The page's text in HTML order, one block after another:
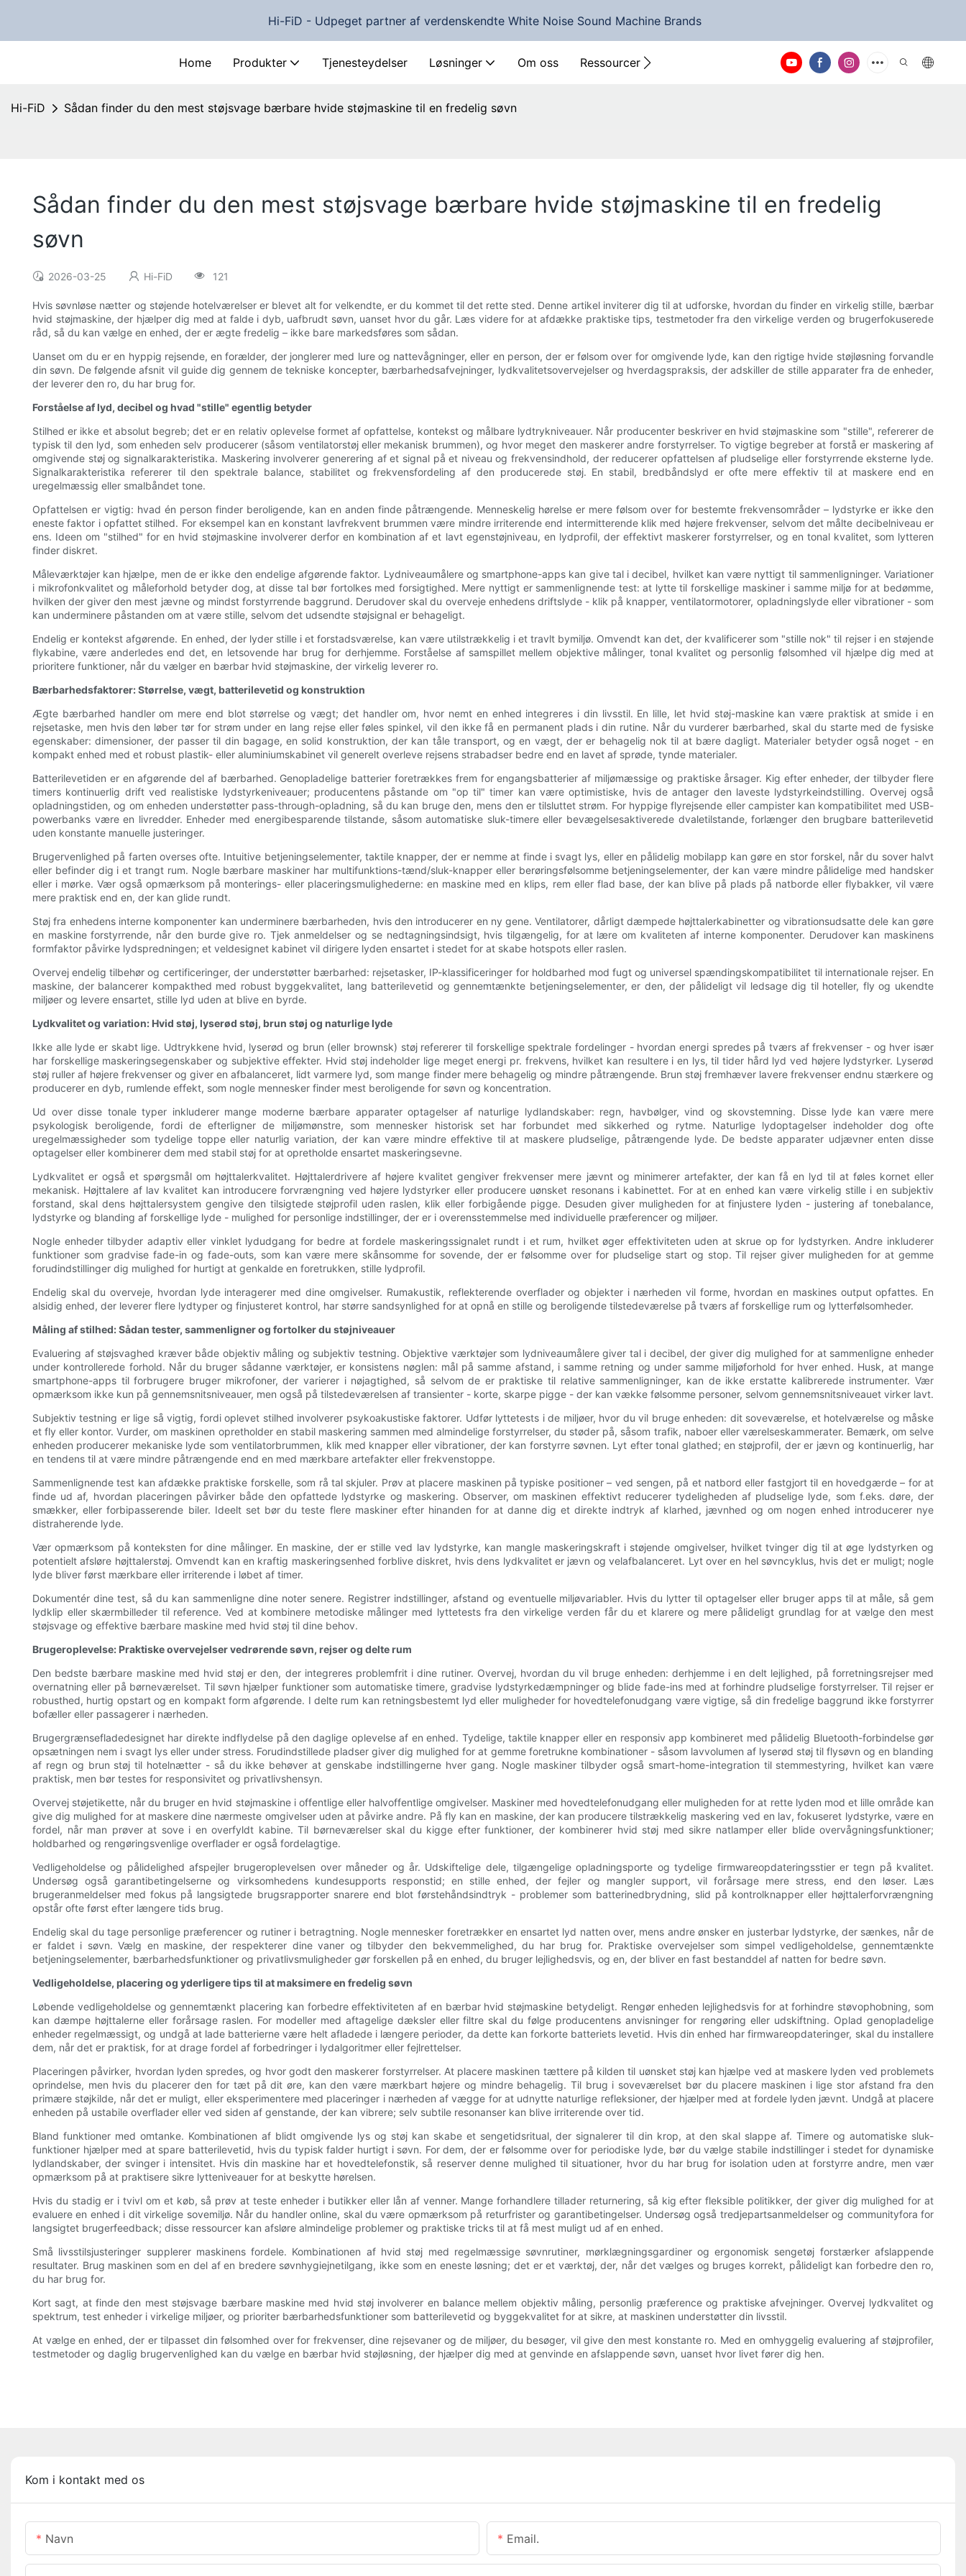
Hi-FiD - Udpeget partner af verdenskendte White Noise Sound Machine Brands
Home Produkter Tjenesteydelser Løsninger Om oss Ressourcer
Hi-FiD Sådan finder du den mest støjsvage bærbare hvide støjmaskine til en fredelig søvn
Sådan finder du den mest støjsvage bærbare hvide støjmaskine til en fredelig
søvn
2026-03-25 Hi-FiD 121
Hvis søvnløse nætter og støjende hotelværelser er blevet alt for velkendte, er du kommet til det rette sted. Denne artikel inviterer dig til at udforske, hvordan du finder en virkelig stille, bærbar
hvid støjmaskine, der hjælper dig med at falde i dyb, uafbrudt søvn, uanset hvor du går. Læs videre for at afdække praktiske tips, testmetoder fra den virkelige verden og brugerfokuserede
råd, så du kan vælge en enhed, der er ægte fredelig – ikke bare markedsføres som sådan.
Uanset om du er en hyppig rejsende, en forælder, der jonglerer med lure og nattevågninger, eller en person, der er følsom over for omgivende lyde, kan den rigtige hvide støjløsning forvandle
din søvn. De følgende afsnit vil guide dig gennem de tekniske koncepter, bærbarhedsafvejninger, lydkvalitetsovervejelser og hverdagspraksis, der adskiller de stille apparater fra de enheder,
der leverer den ro, du har brug for.
Forståelse af lyd, decibel og hvad "stille" egentlig betyder
Stilhed er ikke et absolut begreb; det er en relativ oplevelse formet af opfattelse, kontekst og målbare lydtrykniveauer. Når producenter beskriver en hvid støjmaskine som "stille", refererer de
typisk til den lyd, som enheden selv producerer (såsom ventilatorstøj eller mekanisk brummen), og hvor meget den maskerer andre forstyrrelser. To vigtige begreber at forstå er maskering af
omgivende støj og signalkarakteristika. Maskering involverer generering af et signal på et niveau og frekvensindhold, der reducerer opfattelsen af ​​pludselige eller forstyrrende eksterne lyde.
Signalkarakteristika refererer til den spektrale balance, stabilitet og frekvensfordeling af den producerede støj. En stabil, bredbåndslyd er ofte mere effektiv til at maskere end en
uregelmæssig eller smalbåndet tone.
Opfattelsen er vigtig: hvad én person finder beroligende, kan en anden finde påtrængende. Menneskelig hørelse er mere følsom over for bestemte frekvensområder – lydstyrke er ikke den
eneste faktor i opfattet stilhed. For eksempel kan en konstant lavfrekvent brummen være mindre irriterende end intermitterende klik med højere frekvenser, selvom det målte decibelniveau er
ens. Ideen om "stilhed" for en hvid støjmaskine involverer derfor en kombination af et lavt egenstøjniveau, en lydprofil, der effektivt maskerer forstyrrelser, og en tonal kvalitet, som lytteren
finder diskret.
Måleværktøjer kan hjælpe, men de er ikke den endelige afgørende faktor. Lydniveaumålere og smartphone-apps kan give tal i decibel, hvilket kan være nyttigt til sammenligninger. Variationer
i mikrofonkvalitet og måleforhold betyder dog, at disse tal bør fortolkes med forsigtighed. Mere nyttigt er sammenlignende test: at lytte til forskellige maskiner i samme miljø for at bedømme,
hvilken der giver den mest jævne og mindst forstyrrende baggrund. Derudover skal du overveje enhedens driftslyde - klik på knapper, ventilatormotorer, opladningslyde eller vibrationer - som
kan underminere påstanden om at være stille, selvom det udsendte støjsignal er behageligt.
Endelig er kontekst afgørende. En enhed, der lyder stille i et forstadsværelse, kan være utilstrækkelig i et travlt bymiljø. Omvendt kan det, der kvalificerer som "stille nok" til rejser i en støjende
flykabine, være anderledes end det, en letsovende har brug for derhjemme. Forståelse af samspillet mellem objektive målinger, tonal kvalitet og personlig følsomhed vil hjælpe dig med at
prioritere funktioner, når du vælger en bærbar hvid støjmaskine, der virkelig leverer ro.
Bærbarhedsfaktorer: Størrelse, vægt, batterilevetid og konstruktion
Ægte bærbarhed handler om mere end blot størrelse og vægt; det handler om, hvor nemt en enhed integreres i din livsstil. En lille, let hvid støj-maskine kan være praktisk at smide i en
rejsetaske, men hvis den løber tør for strøm under en lang rejse eller føles spinkel, vil den ikke få en permanent plads i din rutine. Når du vurderer bærbarhed, skal du starte med de fysiske
egenskaber: dimensioner, der passer til din bagage, en solid konstruktion, der kan tåle transport, og en vægt, der er behagelig nok til at bære dagligt. Materialer betyder også noget - en
kompakt enhed med et robust plastik- eller aluminiumskabinet vil generelt overleve rejsens strabadser bedre end en lavet af sprøde, tynde materialer.
Batterilevetiden er en afgørende del af bærbarhed. Genopladelige batterier foretrækkes frem for engangsbatterier af miljømæssige og praktiske årsager. Kig efter enheder, der tilbyder flere
timers kontinuerlig drift ved realistiske lydstyrkeniveauer; producentens påstande om "op til" timer kan være optimistiske, hvis de antager den laveste lydstyrkeindstilling. Overvej også
opladningstiden, og om enheden understøtter pass-through-opladning, så du kan bruge den, mens den er tilsluttet strøm. For hyppige flyrejsende eller campister kan kompatibilitet med USB-
powerbanks være en livredder. Enheder med energibesparende tilstande, såsom automatiske sluk-timere eller bevægelsesaktiverede dvaletilstande, forlænger den brugbare batterilevetid
uden konstante manuelle justeringer.
Brugervenlighed på farten overses ofte. Intuitive betjeningselementer, taktile knapper, der er nemme at finde i svagt lys, eller en pålidelig mobilapp kan gøre en stor forskel, når du sover halvt
eller befinder dig i et trangt rum. Nogle bærbare maskiner har multifunktions-tænd/sluk-knapper eller berøringsfølsomme betjeningselementer, der kan være mindre pålidelige med handsker
eller i mørke. Vær også opmærksom på monterings- eller placeringsmulighederne: en maskine med en klips, rem eller flad base, der kan blive på plads på natborde eller flybakker, vil være
mere praktisk end en, der kan glide rundt.
Støj fra enhedens interne komponenter kan underminere bærbarheden, hvis den introducerer en ny gene. Ventilatorer, dårligt dæmpede højttalerkabinetter og vibrationsudsatte dele kan gøre
en maskine forstyrrende, når den burde give ro. Tjek anmeldelser og se nedtagningsindsigt, hvis tilgængelig, for at lære om kvaliteten af ​​interne komponenter. Derudover kan maskinens
formfaktor påvirke lydspredningen; et veldesignet kabinet vil dirigere lyden ensartet i stedet for at skabe hotspots eller raslen.
Overvej endelig tilbehør og certificeringer, der understøtter bærbarhed: rejsetasker, IP-klassificeringer for holdbarhed mod fugt og universel spændingskompatibilitet til internationale rejser. En
maskine, der balancerer kompakthed med robust byggekvalitet, lang batterilevetid og gennemtænkte betjeningselementer, er den, der pålideligt vil ledsage dig til hoteller, fly og ukendte
miljøer og levere ensartet, stille lyd uden at blive en byrde.
Lydkvalitet og variation: Hvid støj, lyserød støj, brun støj og naturlige lyde
Ikke alle lyde er skabt lige. Udtrykkene hvid, lyserød og brun (eller brownsk) støj refererer til forskellige spektrale fordelinger - hvordan energi spredes på tværs af frekvenser - og hver især
har forskellige maskeringsegenskaber og subjektive effekter. Hvid støj indeholder lige meget energi pr. frekvens, hvilket kan resultere i en lys, til tider hård lyd ved højere lydstyrker. Lyserød
støj ruller af højere frekvenser og giver en afbalanceret, lidt varmere lyd, som mange finder mere behagelig og mindre påtrængende. Brun støj fremhæver lavere frekvenser endnu stærkere og
producerer en dyb, rumlende effekt, som nogle mennesker finder mest beroligende for søvn og koncentration.
Ud over disse tonale typer inkluderer mange moderne bærbare apparater optagelser af naturlige lydlandskaber: regn, havbølger, vind og skovstemning. Disse lyde kan være mere
psykologisk beroligende, fordi de efterligner de miljømønstre, som mennesker historisk set har forbundet med sikkerhed og rytme. Naturlige lydoptagelser indeholder dog ofte
uregelmæssigheder som tydelige toppe eller naturlig variation, der kan være mindre effektive til at maskere pludselige, påtrængende lyde. De bedste apparater udjævner enten disse
optagelser eller kombinerer dem med stabil støj for at opretholde ensartet maskeringsevne.
Lydkvalitet er også et spørgsmål om højttalerkvalitet. Højttalerdrivere af højere kvalitet gengiver frekvenser mere jævnt og minimerer artefakter, der kan få en lyd til at føles kornet eller
mekanisk. Højttalere af lav kvalitet kan introducere forvrængning ved højere lydstyrker eller producere uønsket resonans i kabinettet. For at en enhed kan være virkelig stille i en subjektiv
forstand, skal dens højttalersystem gengive den tilsigtede støjprofil uden raslen, klik eller forbigående pigge. Desuden giver muligheden for at finjustere lyden - justering af tonebalance,
lydstyrke og blanding af forskellige lyde - mulighed for personlige indstillinger, der er i overensstemmelse med individuelle præferencer og miljøer.
Nogle enheder tilbyder adaptiv eller vinklet lydudgang for bedre at fordele maskeringssignalet rundt i et rum, hvilket øger effektiviteten uden at skrue op for lydstyrken. Andre inkluderer
funktioner som gradvise fade-in og fade-outs, som kan være mere skånsomme for sovende, der er følsomme over for pludselige start og stop. Til rejser giver muligheden for at gemme
forudindstillinger dig mulighed for hurtigt at genkalde en foretrukken, stille lydprofil.
Endelig skal du overveje, hvordan lyde interagerer med dine omgivelser. Rumakustik, reflekterende overflader og objekter i nærheden vil forme, hvordan en maskines output opfattes. En
alsidig enhed, der leverer flere lydtyper og finjusteret kontrol, har større sandsynlighed for at opnå en stille og beroligende tilstedeværelse på tværs af forskellige rum og lytterfølsomheder.
Måling af stilhed: Sådan tester, sammenligner og fortolker du støjniveauer
Evaluering af støjsvaghed kræver både objektiv måling og subjektiv testning. Objektive værktøjer som lydniveaumålere giver tal i decibel, der giver dig mulighed for at sammenligne enheder
under kontrollerede forhold. Når du bruger sådanne værktøjer, er konsistens nøglen: mål på samme afstand, i samme retning og under samme miljøforhold for hver enhed. Husk, at mange
smartphone-apps til forbrugere bruger mikrofoner, der varierer i nøjagtighed, så selvom de er praktiske til relative sammenligninger, kan de ikke erstatte kalibrerede instrumenter. Vær
opmærksom ikke kun på gennemsnitsniveauer, men også på tilstedeværelsen af ​​transienter - korte, skarpe pigge - der kan vække følsomme personer, selvom gennemsnitsniveauet virker lavt.
Subjektiv testning er lige så vigtig, fordi oplevet stilhed involverer psykoakustiske faktorer. Udfør lyttetests i de miljøer, hvor du vil bruge enheden: dit soveværelse, et hotelværelse og måske
et fly eller kontor. Vurder, om maskinen opretholder en stabil maskering sammen med almindelige forstyrrelser, du støder på, såsom trafik, naboer eller værelseskammerater. Bemærk, om selve
enheden producerer mekaniske lyde som ventilatorbrummen, klik med knapper eller vibrationer, der kan forstyrre søvnen. Lyt efter tonal glathed; en støjprofil, der er jævn og kontinuerlig, har
en tendens til at være mindre påtrængende end en med mærkbare artefakter eller frekvenstoppe.
Sammenlignende test kan afdække praktiske forskelle, som rå tal skjuler. Prøv at placere maskinen på typiske positioner – ved sengen, på et natbord eller fastgjort til en hovedgærde – for at
finde ud af, hvordan placeringen påvirker både den opfattede lydstyrke og maskering. Observer, om maskinen effektivt reducerer tydeligheden af ​​pludselige lyde, som f.eks. døre, der
smækker, eller forbipasserende biler. Ideelt set bør du teste flere maskiner efter hinanden for at danne dig et direkte indtryk af klarhed, jævnhed og om nogen enhed introducerer nye
distraherende lyde.
Vær opmærksom på konteksten for dine målinger. En maskine, der er stille ved lav lydstyrke, kan mangle maskeringskraft i støjende omgivelser, hvilket tvinger dig til at øge lydstyrken og
potentielt afsløre højttalerstøj. Omvendt kan en kraftig maskeringsenhed forblive diskret, hvis dens lydkvalitet er jævn og velafbalanceret. Lyt over en hel søvncyklus, hvis det er muligt; nogle
lyde bliver først mærkbare eller irriterende i løbet af timer.
Dokumentér dine test, så du kan sammenligne dine noter senere. Registrer indstillinger, afstand og eventuelle miljøvariabler. Hvis du lytter til optagelser eller bruger apps til at måle, så gem
lydklip eller skærmbilleder til reference. Ved at kombinere metodiske målinger med lyttetests fra den virkelige verden får du et klarere og mere pålideligt grundlag for at vælge den mest
støjsvage og effektive bærbare maskine med hvid støj til dine behov.
Brugeroplevelse: Praktiske overvejelser vedrørende søvn, rejser og delte rum
Den bedste bærbare maskine med hvid støj er den, der integreres problemfrit i dine rutiner. Overvej, hvordan du vil bruge enheden: derhjemme i en delt lejlighed, på forretningsrejser med
overnatning eller på børneværelset. Til søvn hjælper funktioner som automatiske timere, gradvise lydstyrkedæmpninger og blide fade-ins med at forhindre pludselige forstyrrelser. Til rejser er
robusthed, hurtig opstart og en kompakt form afgørende. I delte rum kan retningsbestemt lyd eller muligheder for hovedtelefonudgang være vigtige, så din fredelige baggrund ikke forstyrrer
bofæller eller passagerer i nærheden.
Brugergrænsefladedesignet har direkte indflydelse på den daglige oplevelse af en enhed. Tydelige, taktile knapper eller en responsiv app kombineret med pålidelig Bluetooth-forbindelse gør
opsætningen nem i svagt lys eller under stress. Forudindstillede pladser giver dig mulighed for at gemme foretrukne kombinationer - såsom lavvolumen af ​​lyserød støj til flysøvn og en blanding
af regn og brun støj til hotelnætter - så du ikke behøver at genskabe indstillingerne hver gang. Nogle maskiner tilbyder også smart-home-integration til stemmestyring, hvilket kan være
praktisk, men bør testes for responsivitet og privatlivshensyn.
Overvej støjetikette, når du bruger en hvid støjmaskine i offentlige eller halvoffentlige omgivelser. Maskiner med hovedtelefonudgang eller muligheden for at rette lyden mod et lille område kan
give dig mulighed for at maskere dine nærmeste omgivelser uden at påvirke andre. På fly kan en maskine, der kan producere tilstrækkelig maskering ved en lav, fokuseret lydstyrke, være en
fordel, når man prøver at sove i en overfyldt kabine. Til børneværelser skal du kigge efter funktioner, der kombinerer hvid støj med sikre natlamper eller blide overvågningsfunktioner;
holdbarhed og rengøringsvenlige overflader er også fordelagtige.
Vedligeholdelse og pålidelighed afspejler brugeroplevelsen over måneder og år. Udskiftelige dele, tilgængelige opladningsporte og tydelige firmwareopdateringsstier er tegn på kvalitet.
Undersøg også garantibetingelserne og virksomhedens kundesupports responstid; en stille enhed, der fejler og mangler support, vil forårsage mere stress, end den løser. Læs
brugeranmeldelser med fokus på langsigtede brugsrapporter snarere end blot førstehåndsindtryk - problemer som batterinedbrydning, slid på kontrolknapper eller højttalerforvrængning
opstår ofte først efter længere tids brug.
Endelig skal du tage personlige præferencer og rutiner i betragtning. Nogle mennesker foretrækker en ensartet lyd natten over, mens andre ønsker en justerbar lydstyrke, der sænkes, når de
er faldet i søvn. Vælg en maskine, der respekterer dine vaner og tilbyder den bekvemmelighed, du har brug for. Praktiske overvejelser som simpel vedligeholdelse, gennemtænkte
betjeningselementer, bærbarhedsfunktioner og privatlivsmuligheder gør forskellen på en enhed, du bruger lejlighedsvis, og en, der bliver en fast bestanddel af natten for bedre søvn.
Vedligeholdelse, placering og yderligere tips til at maksimere en fredelig søvn
Løbende vedligeholdelse og gennemtænkt placering kan forbedre effektiviteten af ​​en bærbar hvid støjmaskine betydeligt. Rengør enheden lejlighedsvis for at forhindre støvophobning, som
kan dæmpe højttalerne eller forårsage raslen. For modeller med aftagelige dæksler eller filtre skal du følge producentens anvisninger for rengøring eller udskiftning. Oplad genopladelige
enheder regelmæssigt, og undgå at lade batterierne være helt afladede i længere perioder, da dette kan forkorte batteriets levetid. Hvis din enhed har firmwareopdateringer, skal du installere
dem, når det er praktisk, for at drage fordel af forbedringer i lydalgoritmer eller fejlrettelser.
Placeringen påvirker, hvordan lyden spredes, og hvor godt den maskerer forstyrrelser. At placere maskinen tættere på kilden til uønsket støj kan hjælpe ved at maskere lyden ved problemets
oprindelse, men hvis du placerer den for tæt på dit øre, kan den være mærkbart højere og mindre behagelig. Til brug i soveværelset bør du placere maskinen i lige stor afstand fra den
primære støjkilde, når det er muligt, eller eksperimentere med placeringer i nærheden af ​​vægge for at udnytte naturlige refleksioner, der hjælper med at fordele lyden jævnt. Undgå at placere
enheden på ustabile overflader eller ved siden af ​​genstande, der kan vibrere; selv subtile resonanser kan blive irriterende over tid.
Bland funktioner med omtanke. Kombinationen af ​​blidt omgivende lys og støj kan skabe et sengetidsritual, der signalerer til din krop, at den skal slappe af. Timere og automatiske sluk-
funktioner hjælper med at spare batterilevetid, hvis du typisk falder hurtigt i søvn. For dem, der er følsomme over for periodiske lyde, bør du vælge stabile indstillinger i stedet for dynamiske
lydlandskaber, der svinger i intensitet. Hvis din maskine har et hovedtelefonstik, så reserver denne mulighed til situationer, hvor du har brug for isolation uden at forstyrre andre, men vær
opmærksom på at praktisere sikre lytteniveauer for at beskytte hørelsen.
Hvis du stadig er i tvivl om et køb, så prøv at teste enheder i butikker eller lån af venner. Mange forhandlere tillader returnering, så kig efter fleksible politikker, der giver dig mulighed for at
evaluere en enhed i dit virkelige sovemiljø. Når du handler online, skal du være opmærksom på returfrister og garantibetingelser. Undersøg også tredjepartsanmeldelser og communityfora for
langsigtet brugerfeedback; disse ressourcer kan afsløre almindelige problemer og praktiske tricks til at få mest muligt ud af en enhed.
Små livsstilsjusteringer supplerer maskinens fordele. Kombinationen af ​​hvid støj med regelmæssige søvnrutiner, mørklægningsgardiner og ergonomisk sengetøj forstærker afslappende
resultater. Brug maskinen som en del af en bredere søvnhygiejnetilgang, ikke som en eneste løsning; det er et værktøj, der, når det vælges og bruges korrekt, pålideligt kan forbedre den ro,
du har brug for.
Kort sagt, at finde den mest støjsvage bærbare maskine med hvid støj involverer en balance mellem objektiv måling, personlig præference og praktiske afvejninger. Overvej lydkvalitet og
spektrum, test enheder i virkelige miljøer, og prioriter bærbarhedsfunktioner som batterilevetid og byggekvalitet for at sikre, at maskinen understøtter din livsstil.
At vælge en enhed, der er tilpasset din følsomhed over for frekvenser, dine rejsevaner og de miljøer, du besøger, vil give den mest konstante ro. Med en omhyggelig evaluering af støjprofiler,
testmetoder og daglig brugervenlighed kan du vælge en bærbar hvid støjløsning, der hjælper dig med at genvinde en afslappende søvn, uanset hvor livet fører dig hen.
Kom i kontakt med os
Navn Email.